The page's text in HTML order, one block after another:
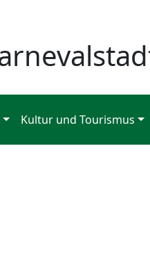
Kultur und Tourismus